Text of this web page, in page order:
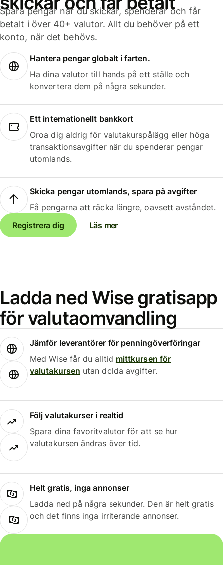
Spara pengar när du skickar, spenderar och får
betalt i över 40+ valutor. Allt du behöver på ett
konto, när det behövs.
Hantera pengar globalt i farten.
Ha dina valutor till hands på ett ställe och
konvertera dem på några sekunder.
Ett internationellt bankkort
Oroa dig aldrig för valutakurspålägg eller höga
transaktionsavgifter när du spenderar pengar
utomlands.
Skicka pengar utomlands, spara på avgifter
Få pengarna att räcka längre, oavsett avståndet.
Registrera dig
Läs mer
Ladda ned Wise gratisapp
för valutaomvandling
Jämför leverantörer för penningöverföringar
Med Wise får du alltid mittkursen för
valutakursen utan dolda avgifter.
Följ valutakurser i realtid
Spara dina favoritvalutor för att se hur
valutakursen ändras över tid.
Helt gratis, inga annonser
Ladda ned på några sekunder. Den är helt gratis
och det finns inga irriterande annonser.